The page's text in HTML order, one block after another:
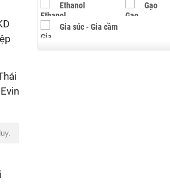
Ethanol Gạo
Gia súc - Gia cầm